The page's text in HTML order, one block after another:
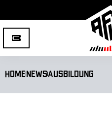
HomeNewsAusbildung